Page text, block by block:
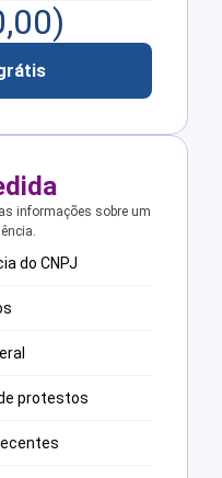
)
informações sobre um
do CNPJ
protestos